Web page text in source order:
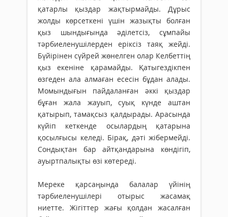
қатарлы қыздар жақтырмайды. Дұрыс
жолды көрсеткені үшін жазықты болған
қыз шын­дығында әділетсіз, сұмпайы
тәрбиеленушілерден еріксіз таяқ жейді.
Бүйірінен сүйрей жөнелген олар Келбеттің
қыз екеніне қарамайды. Қатыгездікпен
өзгеден ала алмаған есесін бұдан алады.
Момындығын пайдаланған әккі қыздар
бұған жала жауып, суық күнде аштан
қатырып, тамақсыз қалдырады. Арасында
күйіп кеткенде осылардың қатарына
қосылғысы келеді. Бірақ, дәті жібермейді.
Сондықтан бар айтқандарына көндігіп,
ауыртпалықты өзі көтереді.
Мереке қарсаңында балалар үйінің
тәрбиеленушілері отырыс жасамақ
ниетте. Жігіттер жағы қолдан жасалған